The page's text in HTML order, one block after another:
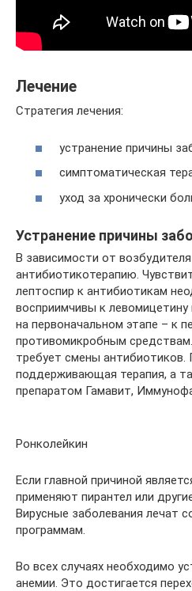
Лечение
Стратегия лечения:
устранение причины
симптоматическая
уход за хронически
Устранение причины
В зависимости от
антибиотикотерапию.
лептоспир к антибиотикам
восприимчивы к левомицетину
на первоначальном этапе – к
противомикробным
требует смены антибиотиков.
поддерживающая терапия, а
препаратом Гамавит,
Ронколейкин
Если главной причиной
применяют пирантел или
Вирусные заболевания лечат
программам.
Во всех случаях необходимо
анемии. Это достигается